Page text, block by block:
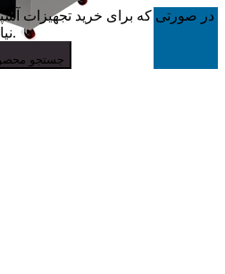
در صورتی که برای خرید تجهیزات
نیاز دارید ما در کنار شما هستیم.
جستجو